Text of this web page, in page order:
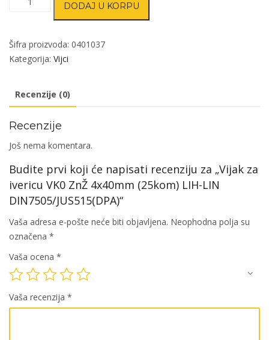
VK0
ZnŽ
LIH-
DIN7505/JUS515(DPA)
količina
DODAJ U KORPU
Šifra proizvoda: 0401037
Kategorija: Vijci
Recenzije (0)
Recenzije
Još nema komentara.
Budite prvi koji će napisati recenziju za „Vijak za
ivericu VK0 ZnŽ 4x40mm (25kom) LIH-LIN
DIN7505/JUS515(DPA)“
Vaša adresa e-pošte neće biti objavljena. Neophodna polja su
označena *
Vaša ocena *
Vaša recenzija *